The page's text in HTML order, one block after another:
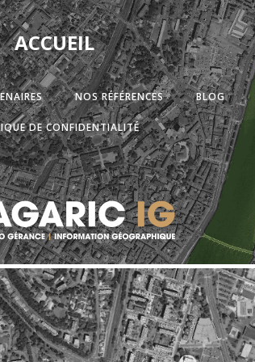
ACCUEIL
NOS RÉFÉRENCES BLOG
DE CONFIDENTIALITÉ